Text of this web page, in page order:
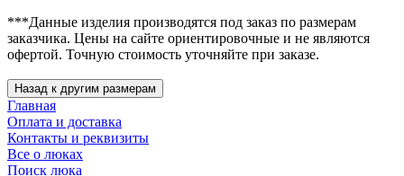
***Данные изделия производятся под заказ по размерам
заказчика. Цены на сайте ориентировочные и не являются
офертой. Точную стоимость уточняйте при заказе.
Главная
Оплата и доставка
Контакты и реквизиты
Все о люках
Поиск люка